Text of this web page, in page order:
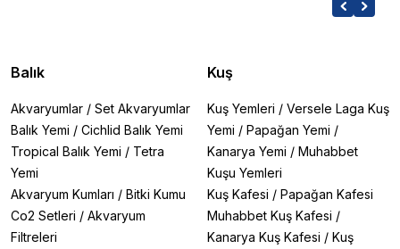
Balık
Akvaryumlar / Set Akvaryumlar
Balık Yemi / Cichlid Balık Yemi
Tropical Balık Yemi / Tetra
Yemi
Akvaryum Kumları / Bitki Kumu
Co2 Setleri / Akvaryum
Filtreleri
Kuş
Kuş Yemleri / Versele Laga Kuş
Yemi / Papağan Yemi /
Kanarya Yemi / Muhabbet
Kuşu Yemleri
Kuş Kafesi / Papağan Kafesi
Muhabbet Kuş Kafesi /
Kanarya Kuş Kafesi / Kuş